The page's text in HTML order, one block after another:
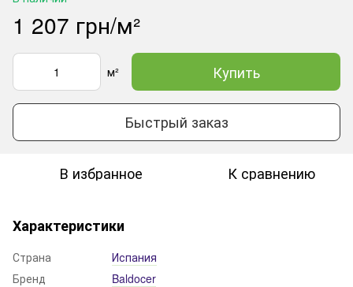
1 207 грн/м²
м² Купить
Быстрый заказ
В избранное К сравнению
Характеристики
Страна
Испания
Бренд
Baldocer